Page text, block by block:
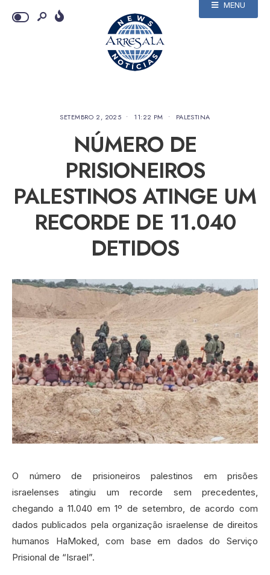
MENU
SETEMBRO 2, 2025 • 11:22 PM • PALESTINA
NÚMERO DE
PRISIONEIROS
PALESTINOS ATINGE UM
RECORDE DE 11.040
DETIDOS
O número de prisioneiros palestinos em prisões
israelenses atingiu um recorde sem precedentes,
chegando a 11.040 em 1º de setembro, de acordo com
dados publicados pela organização israelense de direitos
humanos HaMoked, com base em dados do Serviço
Prisional de “Israel”.